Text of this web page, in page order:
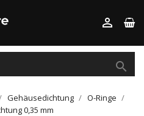


Gehäusedichtung
O-Ringe
0,35 mm